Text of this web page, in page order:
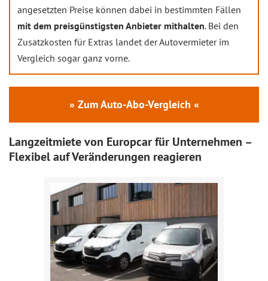
angesetzten Preise können dabei in bestimmten Fällen
mit dem preisgünstigsten Anbieter mithalten. Bei den
Zusatzkosten für Extras landet der Autovermieter im
Vergleich sogar ganz vorne.
» Zum Auto-Abo-Vergleich «
Langzeitmiete von Europcar für Unternehmen –
Flexibel auf Veränderungen reagieren